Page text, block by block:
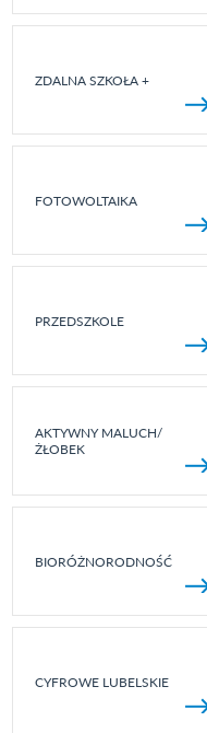
ZDALNA SZKOŁA +
FOTOWOLTAIKA
PRZEDSZKOLE
AKTYWNY MALUCH/
ŻŁOBEK
BIORÓŻNORODNOŚĆ
CYFROWE LUBELSKIE